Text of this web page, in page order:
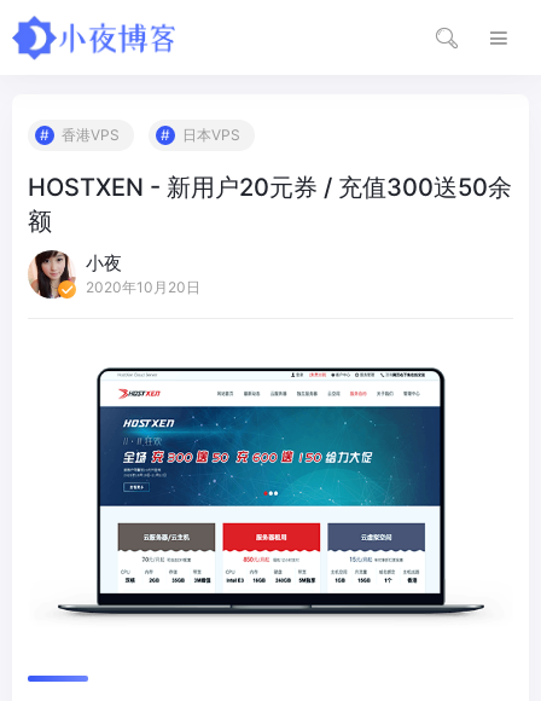
香港VPS 日本VPS
HOSTXEN - 新用户20元券 / 充值300送50余
额
小夜
2020年10月20日